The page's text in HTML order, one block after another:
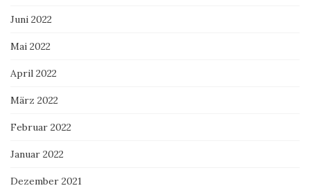
Juni 2022
Mai 2022
April 2022
März 2022
Februar 2022
Januar 2022
Dezember 2021